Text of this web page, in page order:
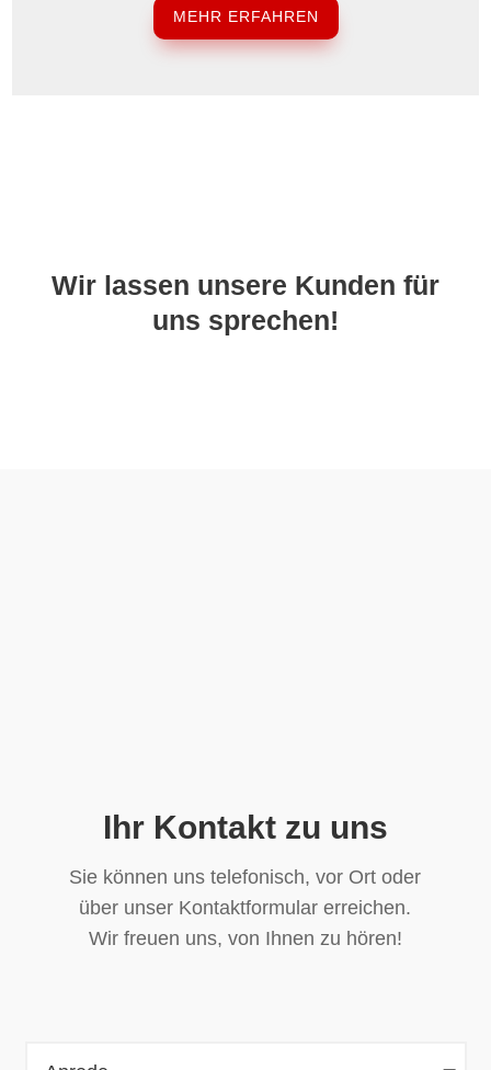
MEHR ERFAHREN
Wir lassen unsere Kunden für
uns sprechen!
Ihr Kontakt zu uns
Sie können uns telefonisch, vor Ort oder
über unser Kontaktformular erreichen.
Wir freuen uns, von Ihnen zu hören!